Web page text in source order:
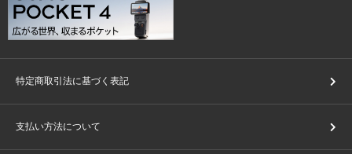
特定商取引法に基づく表記
支払い方法について